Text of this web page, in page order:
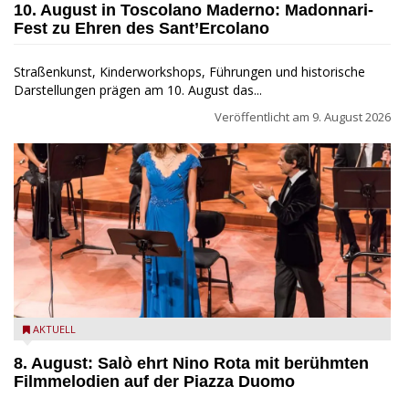
10. August in Toscolano Maderno: Madonnari-
Fest zu Ehren des Sant’Ercolano
Straßenkunst, Kinderworkshops, Führungen und historische
Darstellungen prägen am 10. August das...
Veröffentlicht am 9. August 2026
Estate Musicale del Garda: Salò ehrt Nino Rota
AKTUELL
8. August: Salò ehrt Nino Rota mit berühmten
Filmmelodien auf der Piazza Duomo